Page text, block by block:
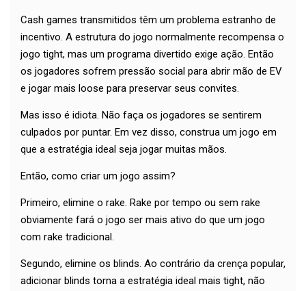
Cash games transmitidos têm um problema estranho de
incentivo. A estrutura do jogo normalmente recompensa o
jogo tight, mas um programa divertido exige ação. Então
os jogadores sofrem pressão social para abrir mão de EV
e jogar mais loose para preservar seus convites.
Mas isso é idiota. Não faça os jogadores se sentirem
culpados por puntar. Em vez disso, construa um jogo em
que a estratégia ideal seja jogar muitas mãos.
Então, como criar um jogo assim?
Primeiro, elimine o rake. Rake por tempo ou sem rake
obviamente fará o jogo ser mais ativo do que um jogo
com rake tradicional.
Segundo, elimine os blinds. Ao contrário da crença popular,
adicionar blinds torna a estratégia ideal mais tight, não